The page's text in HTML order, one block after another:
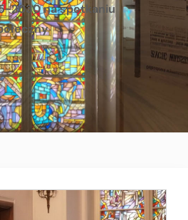
2030 na spotkaniu